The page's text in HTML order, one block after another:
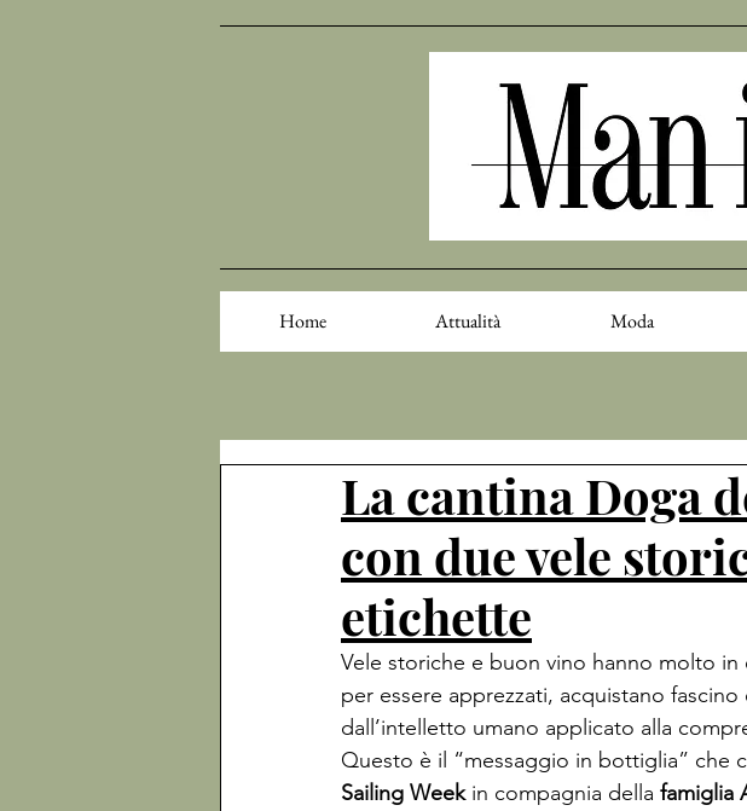
Home Attualità Moda
La cantina Doga
con due vele
etichette
Vele storiche e buon vino hanno molto
per essere apprezzati, acquistano
dall’intelletto umano applicato alla
Questo è il “messaggio in bottiglia” che
Sailing Week in compagnia della famiglia